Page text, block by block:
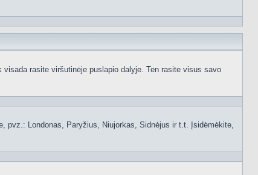
rasite viršutinėje puslapio dalyje. Ten rasite visus savo
pvz.: Londonas, Paryžius, Niujorkas, Sidnėjus ir t.t. Įsidėmėkite,